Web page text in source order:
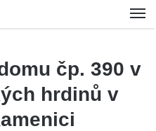
čp. 390 v
hrdinů v